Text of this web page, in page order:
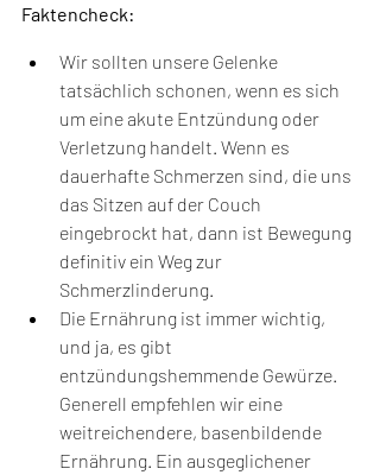
Faktencheck:
Wir sollten unsere Gelenke
tatsächlich schonen, wenn es sich
um eine akute Entzündung oder
Verletzung handelt. Wenn es
dauerhafte Schmerzen sind, die uns
das Sitzen auf der Couch
eingebrockt hat, dann ist Bewegung
definitiv ein Weg zur
Schmerzlinderung.
Die Ernährung ist immer wichtig,
und ja, es gibt
entzündungshemmende Gewürze.
Generell empfehlen wir eine
weitreichendere, basenbildende
Ernährung. Ein ausgeglichener